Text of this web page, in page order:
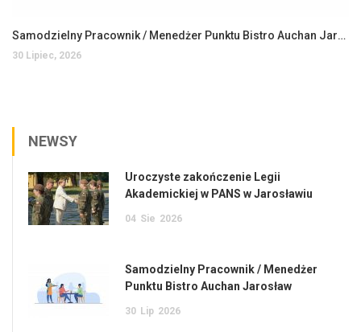
Samodzielny Pracownik / Menedżer Punktu Bistro Auchan Jarosław
30 Lipiec, 2026
NEWSY
Uroczyste zakończenie Legii
Akademickiej w PANS w Jarosławiu
04 Sie 2026
Samodzielny Pracownik / Menedżer
Punktu Bistro Auchan Jarosław
30 Lip 2026